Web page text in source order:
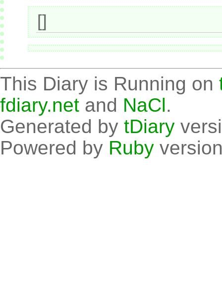
[]
This Diary is Running on
fdiary.net and NaCl.
Generated by tDiary
Powered by Ruby